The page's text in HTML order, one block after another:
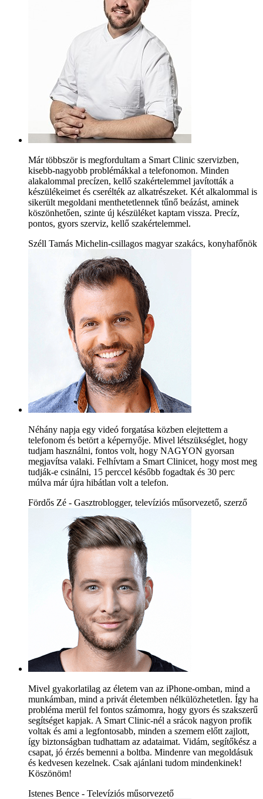
Már többször is megfordultam a Smart Clinic szervizben,
kisebb-nagyobb problémákkal a telefonomon. Minden
alakalommal precízen, kellő szakértelemmel javították a
készülékeimet és cserélték az alkatrészeket. Két alkalommal is
sikerült megoldani menthetetlennek tűnő beázást, aminek
köszönhetően, szinte új készüléket kaptam vissza. Precíz,
pontos, gyors szerviz, kellő szakértelemmel.
Széll Tamás Michelin-csillagos magyar szakács, konyhafőnök
Néhány napja egy videó forgatása közben elejtettem a
telefonom és betört a képernyője. Mivel létszükséglet, hogy
tudjam használni, fontos volt, hogy NAGYON gyorsan
megjavítsa valaki. Felhívtam a Smart Clinicet, hogy most meg
tudják-e csinálni, 15 perccel később fogadtak és 30 perc
múlva már újra hibátlan volt a telefon.
Fördős Zé - Gasztroblogger, televíziós műsorvezető, szerző
Mivel gyakorlatilag az életem van az iPhone-omban, mind a
munkámban, mind a privát életemben nélkülözhetetlen. Így ha
probléma merül fel fontos számomra, hogy gyors és szakszerű
segítséget kapjak. A Smart Clinic-nél a srácok nagyon profik
voltak és ami a legfontosabb, minden a szemem előtt zajlott,
így biztonságban tudhattam az adataimat. Vidám, segítőkész a
csapat, jó érzés bemenni a boltba. Mindenre van megoldásuk
és kedvesen kezelnek. Csak ajánlani tudom mindenkinek!
Köszönöm!
Istenes Bence - Televíziós műsorvezető